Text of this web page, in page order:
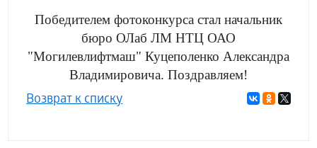
Победителем фотоконкурса стал начальник
бюро ОЛаб ЛМ НТЦ ОАО
"Могилевлифтмаш" Куцеполенко Александра
Владимировича. Поздравляем!
Возврат к списку